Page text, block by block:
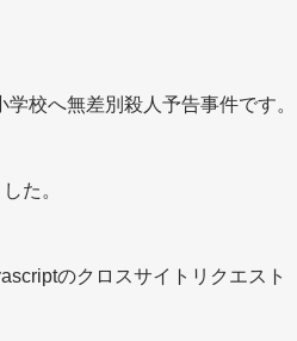
校へ無差別殺人予告事件です。
た。
のクロスサイトリクエスト